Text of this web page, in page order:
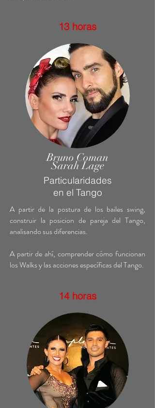
13 horas
Bruno Coman
Sarah Lage
Particularidades
en el Tango
A partir de la postura de los bailes swing,
construir la posicion de pareja del Tango,
analisando sus diferencias.
A partir de ahí, comprender cómo funcionan
los Walks y las acciones específicas del Tango.
14 horas